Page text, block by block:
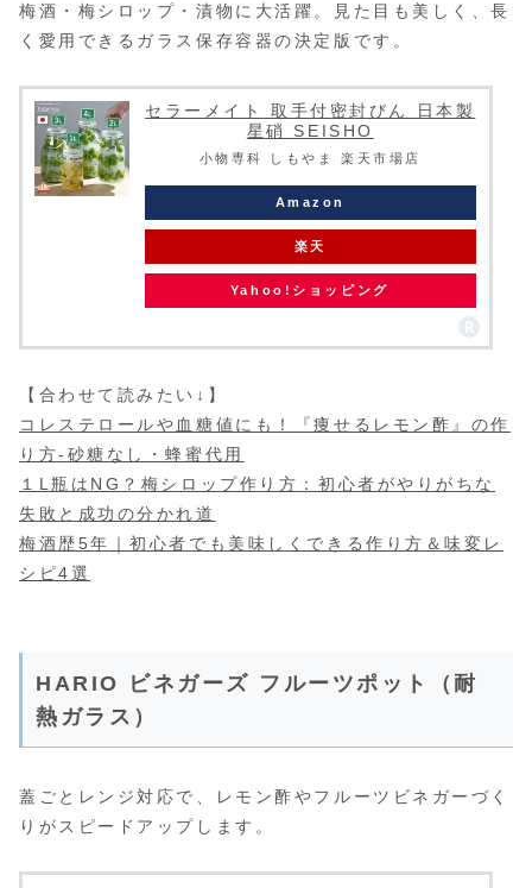
梅酒・梅シロップ・漬物に大活躍。見た目も美しく、長
く愛用できるガラス保存容器の決定版です。
セラーメイト 取手付密封びん 日本製
星硝 SEISHO
小物専科 しもやま 楽天市場店
Amazon
楽天
Yahoo!ショッピング
【合わせて読みたい↓】
コレステロールや血糖値にも！『痩せるレモン酢』の作
り方-砂糖なし・蜂蜜代用
１L瓶はNG？梅シロップ作り方：初心者がやりがちな
失敗と成功の分かれ道
梅酒歴5年｜初心者でも美味しくできる作り方＆味変レ
シピ4選
HARIO ビネガーズ フルーツポット（耐
熱ガラス）
蓋ごとレンジ対応で、レモン酢やフルーツビネガーづく
りがスピードアップします。